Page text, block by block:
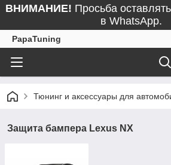
ВНИМАНИЕ! Просьба
в WhatsApp.
PapaTuning
Тюнинг и аксессуары для
Защита бампера Lexus NX